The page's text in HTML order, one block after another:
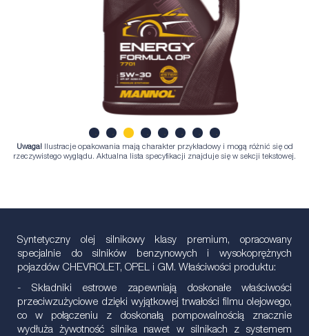
1 3 4 5 6 7 8
Uwaga! Ilustracje opakowania mają charakter przykładowy i mogą różnić się od
rzeczywistego wyglądu. Aktualna lista specyfikacji znajduje się w sekcji tekstowej.
Syntetyczny olej silnikowy klasy premium, opracowany
specjalnie do silników benzynowych i wysokoprężnych
pojazdów CHEVROLET, OPEL i GM. Właściwości produktu:
- Składniki estrowe zapewniają doskonałe właściwości
przeciwzużyciowe dzięki wyjątkowej trwałości filmu olejowego,
co w połączeniu z doskonałą pompowalnością znacznie
wydłuża żywotność silnika nawet w silnikach z systemem